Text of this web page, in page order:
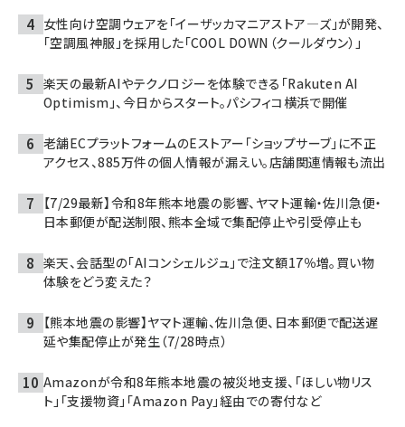
女性向け空調ウェアを「イーザッカマニアストア―ズ」が開発、
「空調風神服」を採用した「COOL DOWN（クールダウン）」
楽天の最新AIやテクノロジーを体験できる「Rakuten AI
Optimism」、今日からスタート。パシフィコ横浜で開催
老舗ECプラットフォームのEストアー「ショップサーブ」に不正
アクセス、885万件の個人情報が漏えい。店舗関連情報も流出
【7/29最新】令和8年熊本地震の影響、ヤマト運輸・佐川急便・
日本郵便が配送制限、熊本全域で集配停止や引受停止も
楽天、会話型の「AIコンシェルジュ」で注文額17％増。買い物
体験をどう変えた？
【熊本地震の影響】ヤマト運輸、佐川急便、日本郵便で配送遅
延や集配停止が発生（7/28時点）
Amazonが令和8年熊本地震の被災地支援、「ほしい物リス
ト」「支援物資」「Amazon Pay」経由での寄付など